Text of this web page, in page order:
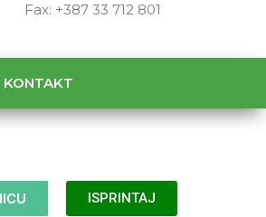
Fax: +387 33 712 801
KONTAKT
ISPRINTAJ